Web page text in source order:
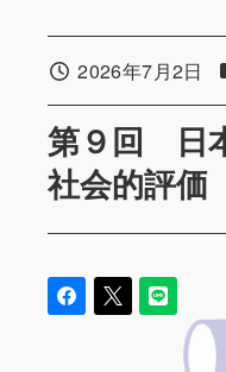
第９回 日
社会的評価
投稿日2026年7月2日